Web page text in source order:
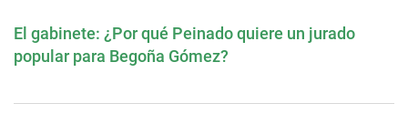
El gabinete: ¿Por qué Peinado quiere un jurado
popular para Begoña Gómez?